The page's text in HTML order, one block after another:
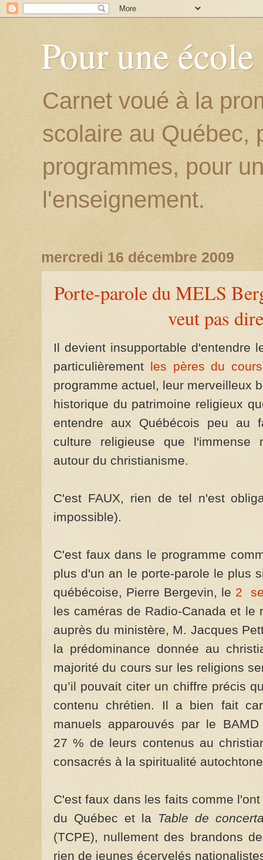
Pour une
Carnet voué à la
scolaire au Québec,
programmes, pour
l'enseignement.
mercredi 16 décembre 2009
Porte-parole du MELS
veut pas
Il devient insupportable d'entendre
particulièrement les pères du
programme actuel, leur merveilleux
historique du patrimoine religieux
entendre aux Québécois peu au
culture religieuse que l'immense
autour du christianisme.
C'est FAUX, rien de tel n'est
impossible).
C'est faux dans le programme
plus d'un an le porte-parole le plus
québécoise, Pierre Bergevin, le 2
les caméras de Radio-Canada et le
auprès du ministère, M. Jacques
la prédominance donnée au
majorité du cours sur les religions
qu’il pouvait citer un chiffre précis
contenu chrétien. Il a bien fait
manuels apparouvés par le
27 % de leurs contenus au
consacrés à la spiritualité
C'est faux dans les faits comme
du Québec et la Table de
(TCPE), nullement des brandons
rien de jeunes écervelés